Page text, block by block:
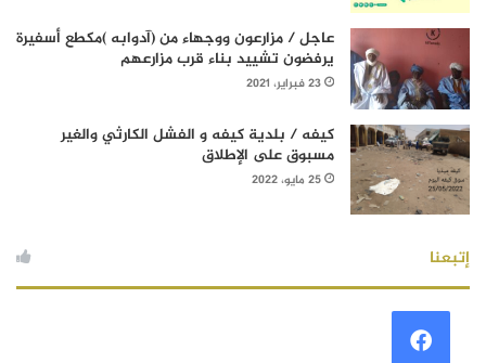
عاجل / مزارعون ووجهاء من (آدوابه )مكطع أسفيرة
يرفضون تشييد بناء قرب مزارعهم
23 فبراير، 2021
كيفه / بلدية كيفه و الفشل الكارثي والغير
مسبوق على الإطلاق
25 مايو، 2022
إتبعنا